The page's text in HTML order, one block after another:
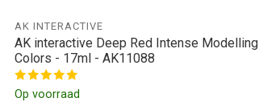
AK INTERACTIVE
AK interactive Deep Red Intense Modelling
Colors - 17ml - AK11088
Op voorraad